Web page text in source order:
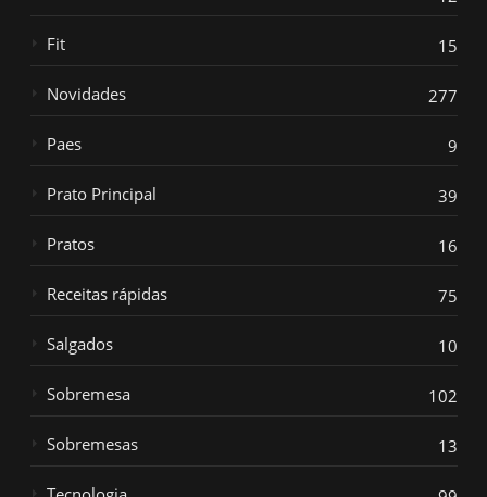
Fit 15
Novidades 277
Paes 9
Prato Principal 39
Pratos 16
Receitas rápidas 75
Salgados 10
Sobremesa 102
Sobremesas 13